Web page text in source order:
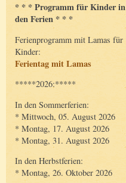
* * * Programm für Kinder in
den Ferien * * *
Ferienprogramm mit Lamas für
Kinder:
Ferientag mit Lamas
*****2026:*****
In den Sommerferien:
* Mittwoch, 05. August 2026
* Montag, 17. August 2026
* Montag, 31. August 2026
In den Herbstferien:
* Montag, 26. Oktober 2026